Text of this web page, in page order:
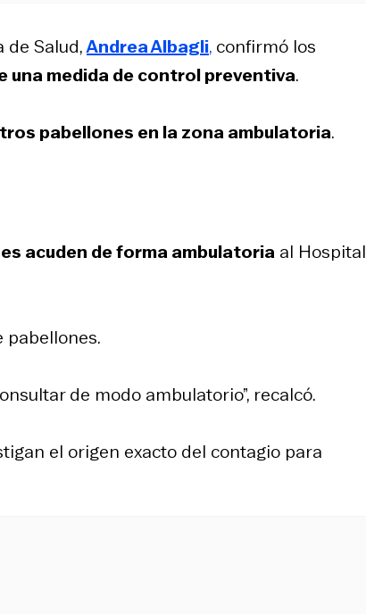
de Salud,Andrea Albagli, confirmó los
una medida de control preventiva.
pabellones en la zona ambulatoria.
acuden de forma ambulatoria al Hospital
pabellones.
de modo ambulatorio”, recalcó.
el origen exacto del contagio para